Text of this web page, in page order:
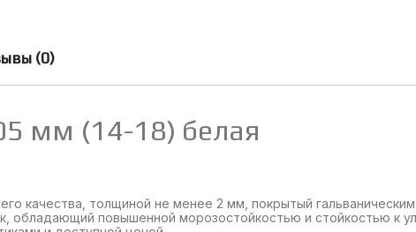
(0)
мм (14-18) белая
качества, толщиной не менее 2 мм, покрытый
обладающий повышенной морозостойкостью и стойкостью к